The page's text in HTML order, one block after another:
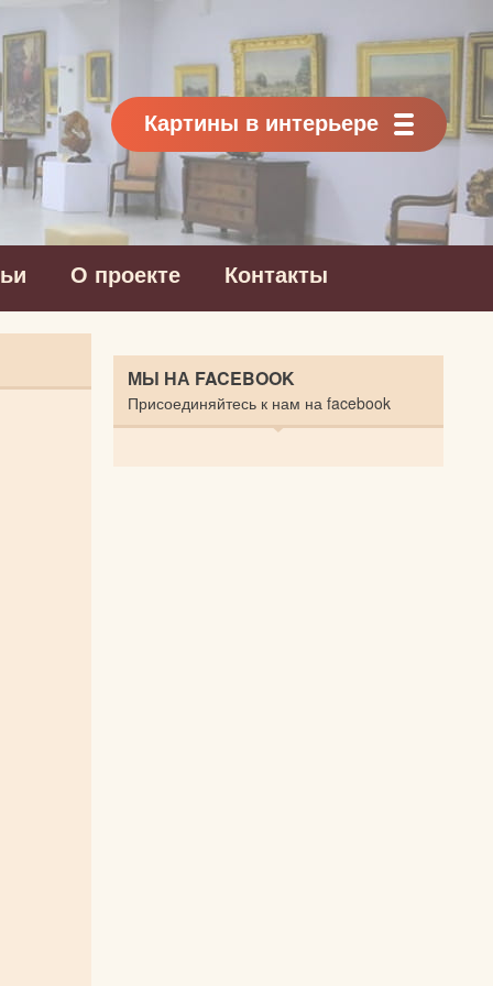
Картины в интерьере
О проекте Контакты
МЫ НА FACEBOOK
Присоединяйтесь к нам на facebook